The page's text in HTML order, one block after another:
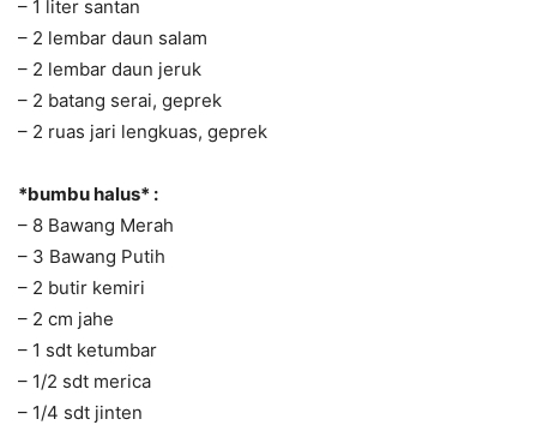
– 1 liter santan
– 2 lembar daun salam
– 2 lembar daun jeruk
– 2 batang serai, geprek
– 2 ruas jari lengkuas, geprek
*bumbu halus* :
– 8 Bawang Merah
– 3 Bawang Putih
– 2 butir kemiri
– 2 cm jahe
– 1 sdt ketumbar
– 1/2 sdt merica
– 1/4 sdt jinten